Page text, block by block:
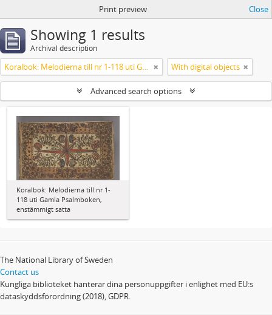
Print preview Close
Showing 1 results
Archival description
Koralbok: Melodierna till nr 1-118 uti Gamla Psalmboken, enstämmigt satta With digital objects
Advanced search options
Koralbok: Melodierna till nr 1-
118 uti Gamla Psalmboken,
enstämmigt satta
The National Library of Sweden
Contact us
Kungliga biblioteket hanterar dina personuppgifter i enlighet med EU:s
dataskyddsförordning (2018), GDPR.